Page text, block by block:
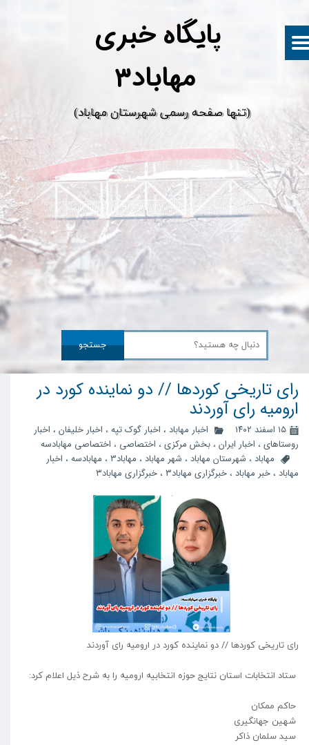
پایگاه خبری
​(تنها صفحه رسمی شهرستان مهاباد)
جستجو
رای تاریخی کوردها // دو نماینده کورد در
ارومیه رای آوردند
۱۵ اسفند ۱۴۰۲ اخبار مهاباد ، اخبار گوک تپه ، اخبار خلیفان ، اخبار
روستاهای ، اخبار ایران ، بخش مرکزی ، اختصاصی ، اختصاصی مهابادسه
مهاباد ، شهرستان مهاباد ، شهر مهاباد ، مهاباد3 ، مهابادسه ، اخبار
مهاباد ، خبر مهاباد ، خبرگزاری مهاباد3 ، خبرگزاری مهاباد۳
رای تاریخی کوردها // دو نماینده کورد در ارومیه رای آوردند
ستاد انتخابات استان نتایج حوزه انتخابیه ارومیه را به شرح ذیل اعلام کرد:
حاکم ممکان
شهین جهانگیری
سید سلمان ذاکر